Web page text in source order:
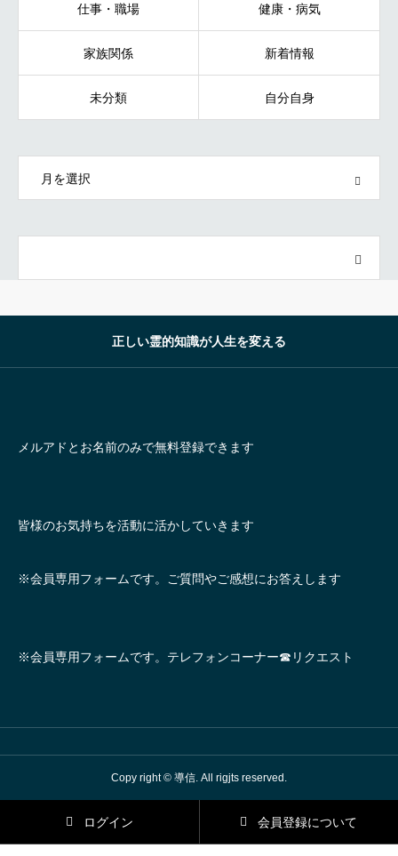
仕事・職場 健康・病気
家族関係 新着情報
未分類 自分自身
正しい霊的知識が人生を変える
メルアドとお名前のみで無料登録できます
皆様のお気持ちを活動に活かしていきます
※会員専用フォームです。ご質問やご感想にお答えします
※会員専用フォームです。テレフォンコーナー☎リクエスト
Copy right © 導信. All rigjts reserved.
ログイン 会員登録について